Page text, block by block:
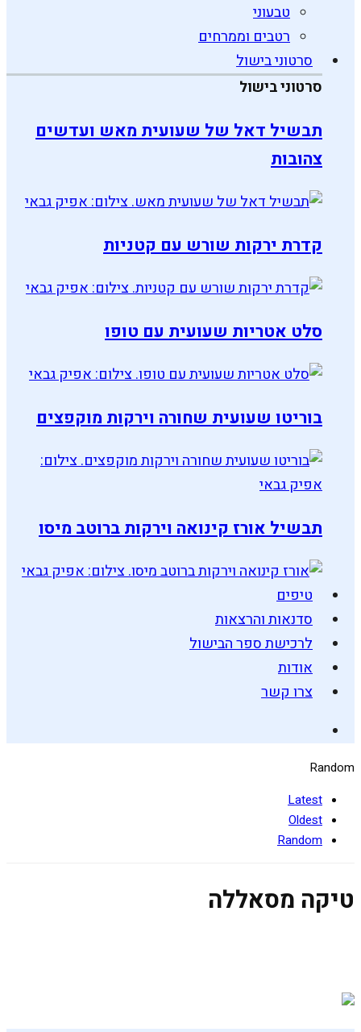
טבעוני
רטבים וממרחים
סרטוני בישול
סרטוני בישול
תבשיל דאל של שעועית מאש ועדשים
צהובות
קדרת ירקות שורש עם קטניות
סלט אטריות שעועית עם טופו
בוריטו שעועית שחורה וירקות מוקפצים
תבשיל אורז קינואה וירקות ברוטב מיסו
טיפים
סדנאות והרצאות
לרכישת ספר הבישול
אודות
צרו קשר
Random
Latest
Oldest
Random
טיקה מסאללה